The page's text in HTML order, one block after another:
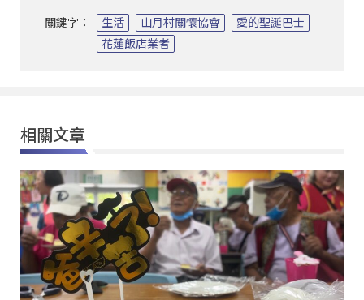
關鍵字： 生活 山月村關懷協會
愛的聖誕巴士
花蓮飯店業者
相關文章